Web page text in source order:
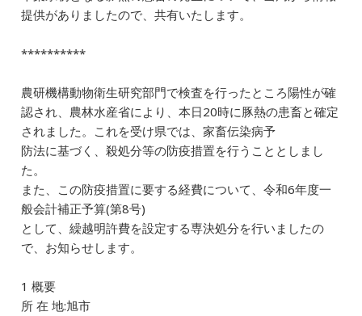
c
e
b
o
o
k
e ai k
n
e
n
提供がありましたので、共有いたします。
**********
農研機構動物衛生研究部門で検査を行ったところ陽性が確
認され、農林水産省により、本日20時に豚熱の患畜と確定
されました。これを受け県では、家畜伝染病予
防法に基づく、殺処分等の防疫措置を行うこととしまし
た。
また、この防疫措置に要する経費について、令和6年度一
般会計補正予算(第8号)
として、繰越明許費を設定する専決処分を行いましたの
で、お知らせします。
1 概要
所 在 地:旭市